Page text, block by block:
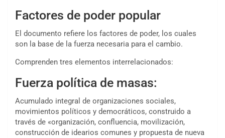
Factores de poder popular
El documento refiere los factores de poder, los cuales
son la base de la fuerza necesaria para el cambio.
Comprenden tres elementos interrelacionados:
Fuerza política de masas:
Acumulado integral de organizaciones sociales,
movimientos políticos y democráticos, construido a
través de «organización, confluencia, movilización,
construcción de idearios comunes y propuesta de nueva